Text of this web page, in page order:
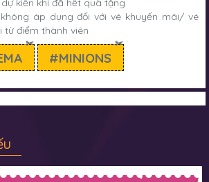
kiến khi đã hết quà tặng
áp dụng đối với vé khuyến mãi/ vé
từ điểm thành viên
✂
✂
#MINIONS